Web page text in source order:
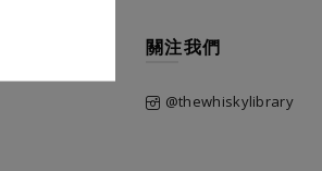
關注我們
@thewhiskylibrary